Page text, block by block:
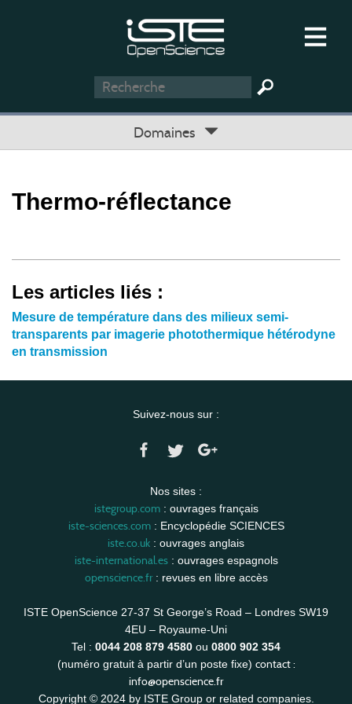
Domaines
Thermo-réflectance
Les articles liés :
Mesure de température dans des milieux semi-
transparents par imagerie photothermique hétérodyne
en transmission
Suivez-nous sur :
Nos sites :
istegroup.com: ouvrages français
iste-sciences.com: Encyclopédie SCIENCES
iste.co.uk : ouvrages anglais
iste-international.es: ouvrages espagnols
openscience.fr: revues en libre accès
ISTE OpenScience 27-37 St George’s Road – Londres SW19
4EU – Royaume-Uni
Tel : 0044 208 879 4580 ou 0800 902 354
(numéro gratuit à partir d’un poste fixe) contact :
info@openscience.fr
Copyright © 2024 by ISTE Group or related companies.